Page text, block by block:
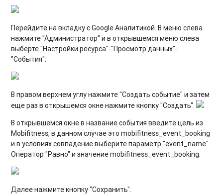
Перейдите на вкладку с Google Аналитикой. В меню слева
нажмите "Администратор" и в открывшемся меню слева
выберте "Настройки ресурса"-"Просмотр данных"-
"События".
В правом верхнем углу нажмите "Создать событие" и затем
еще раз в открышемся окне нажмите кнопку "Создать".
В открывшемся окне в название события введите цель из
Mobifitness, в данном случае это mobifitness_event_booking
и в условиях совпадение выберите параметр "event_name"
Оператор "Равно" и значение mobifitness_event_booking.
Далее нажмите кнопку "Сохранить".